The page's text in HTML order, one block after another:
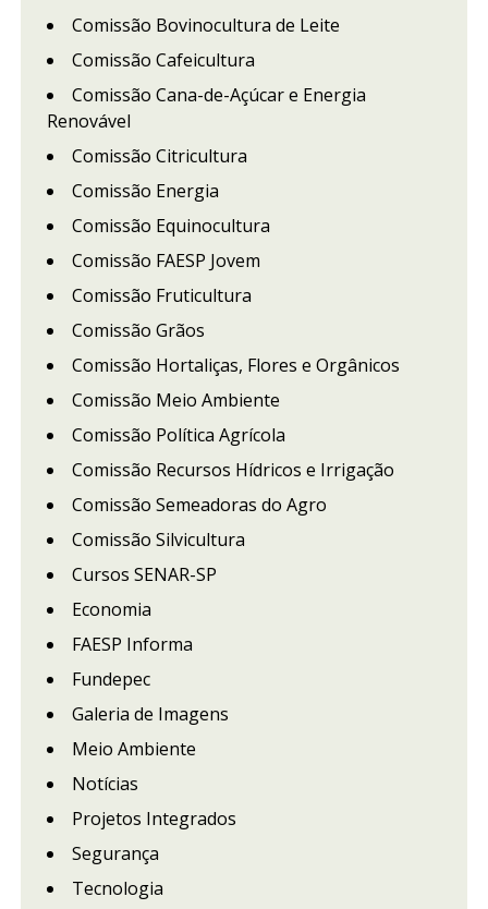
Comissão Bovinocultura de Leite
Comissão Cafeicultura
Comissão Cana-de-Açúcar e Energia
Renovável
Comissão Citricultura
Comissão Energia
Comissão Equinocultura
Comissão FAESP Jovem
Comissão Fruticultura
Comissão Grãos
Comissão Hortaliças, Flores e Orgânicos
Comissão Meio Ambiente
Comissão Política Agrícola
Comissão Recursos Hídricos e Irrigação
Comissão Semeadoras do Agro
Comissão Silvicultura
Cursos SENAR-SP
Economia
FAESP Informa
Fundepec
Galeria de Imagens
Meio Ambiente
Notícias
Projetos Integrados
Segurança
Tecnologia